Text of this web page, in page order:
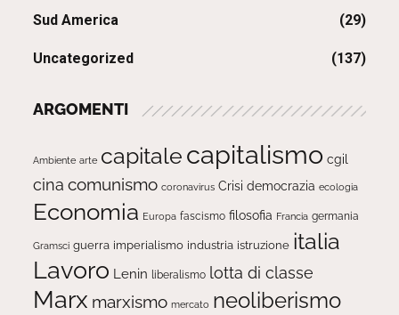
Sud America (29)
Uncategorized (137)
ARGOMENTI
Ambiente arte capitale capitalismo cgil
cina comunismo coronavirus Crisi democrazia ecologia
Economia Europa fascismo filosofia Francia germania
Gramsci guerra imperialismo industria istruzione italia
Lavoro Lenin liberalismo lotta di classe
Marx marxismo mercato neoliberismo